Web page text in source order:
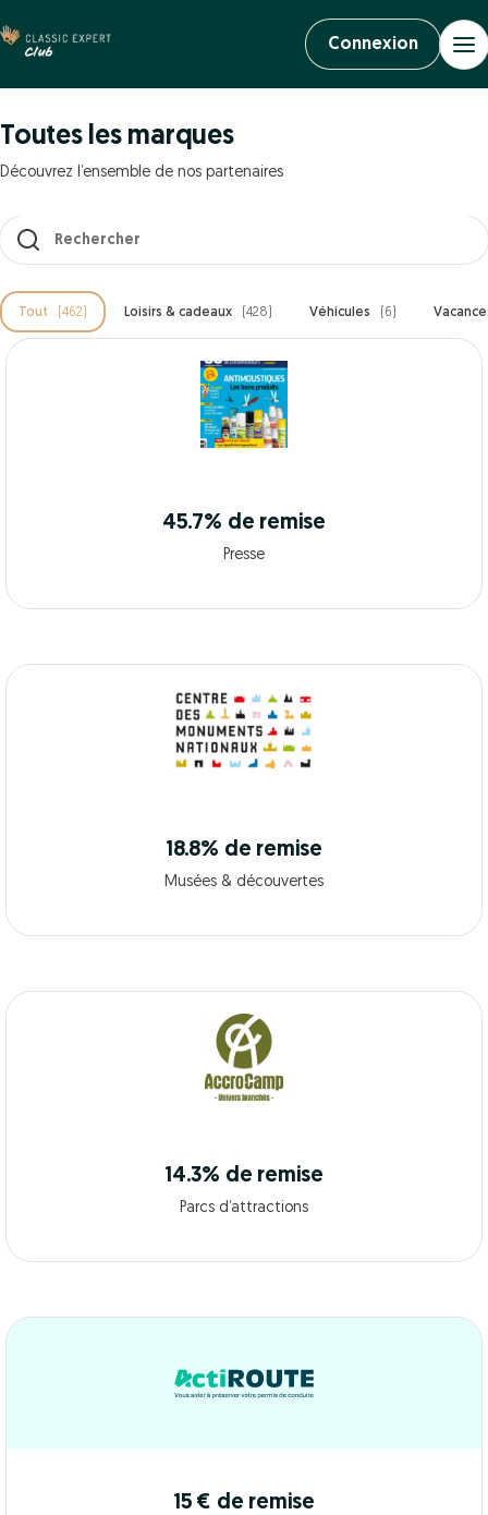
Connexion
Toutes les marques
Découvrez l’ensemble de nos partenaires
Les résultats se mettent à jour au fur et à mesure de votre
Tout (462) Loisirs & cadeaux (428) Véhicules (6)
45.7% de remise
Presse
18.8% de remise
Musées & découvertes
14.3% de remise
Parcs d’attractions
15 € de remise